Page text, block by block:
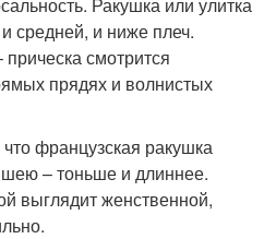
средней, и ниже плеч.
смотрится
прядях и волнистых
французская ракушка
шею – тоньше и длиннее.
выглядит женственной,